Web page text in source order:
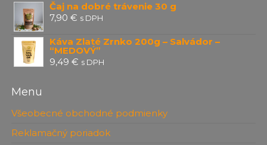
bola:
je:
Čaj na dobré trávenie 30 g
7,90€ s DPH
Káva Zlaté Zrnko 200g – Salvádor –
“MEDOVÝ”
9,49€ s DPH
Menu
Všeobecné obchodné podmienky
Reklamačný poriadok